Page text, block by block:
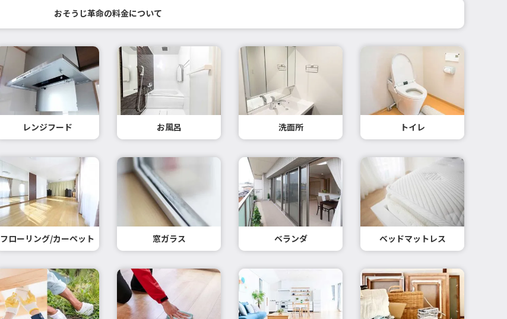
おそうじ革命の料金について
レンジフード お風呂 洗面所 トイレ
フローリング/カーペット 窓ガラス ベランダ ベッドマットレス